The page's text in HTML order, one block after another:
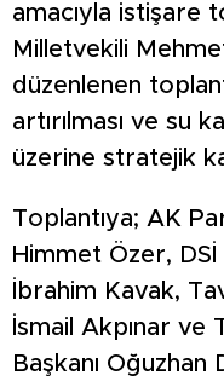
amacıyla istişare
Milletvekili
düzenlenen
artırılması ve su
üzerine stratejik
Toplantıya; AK
Himmet Özer,
İbrahim Kavak,
İsmail Akpınar ve
Başkanı